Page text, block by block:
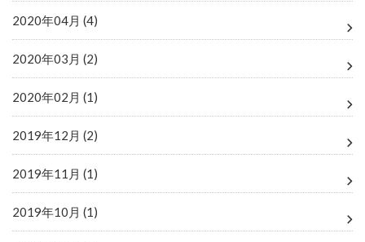
2020年04月 (4)
2020年03月 (2)
2020年02月 (1)
2019年12月 (2)
2019年11月 (1)
2019年10月 (1)